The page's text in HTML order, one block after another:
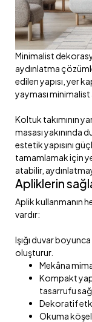
Minimalist
aydınlatma
edilen yapısı, yer
yayması
Koltuk takımının
masası yakınında
estetik yapısını
tamamlamak için
atabilir,
Apliklerin
Aplik kullanmanın
vardır:
Işığı duvar
oluşturur.
Mekâna
Kompakt
tasarrufu
Dekoratif
Okuma